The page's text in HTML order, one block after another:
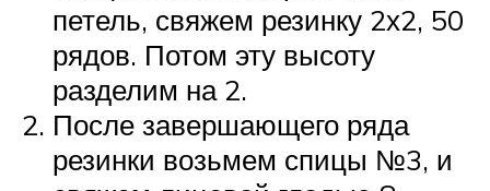
петель, свяжем резинку 2х2, 50
рядов. Потом эту высоту
разделим на 2.
После завершающего ряда
резинки возьмем спицы №3, и